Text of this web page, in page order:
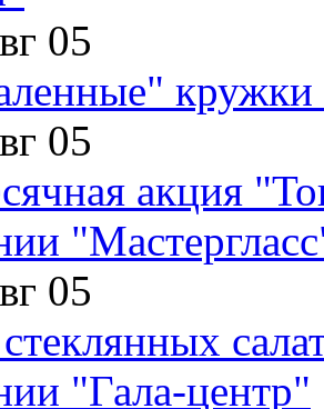
05
кружки
05
акция
05
"Гала-центр"